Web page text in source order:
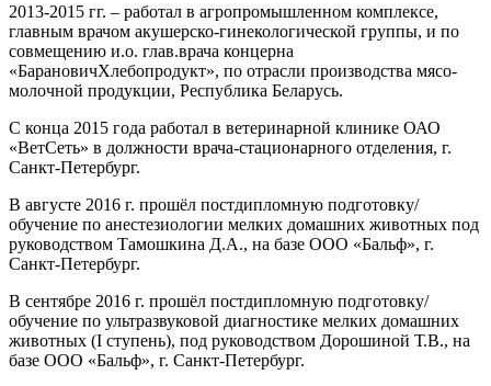
2013-2015 гг. – работал в агропромышленном комплексе,
главным врачом акушерско-гинекологической группы, и по
совмещению и.о. глав.врача концерна
«БарановичХлебопродукт», по отрасли производства мясо-
молочной продукции, Республика Беларусь.
С конца 2015 года работал в ветеринарной клинике ОАО
«ВетСеть» в должности врача-стационарного отделения, г.
Санкт-Петербург.
В августе 2016 г. прошёл постдипломную подготовку/
обучение по анестезиологии мелких домашних животных под
руководством Тамошкина Д.А., на базе ООО «Бальф», г.
Санкт-Петербург.
В сентябре 2016 г. прошёл постдипломную подготовку/
обучение по ультразвуковой диагностике мелких домашних
животных (I ступень), под руководством Дорошиной Т.В., на
базе ООО «Бальф», г. Санкт-Петербург.